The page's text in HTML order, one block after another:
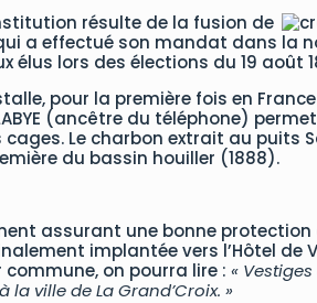
résulte de la fusion de
a effectué son mandat dans la
élus lors des élections du 19 août
pour la première fois en
(ancêtre du téléphone)
Le charbon extrait au puits
du bassin houiller (1888).
assurant une bonne protection
implantée vers l’Hôtel de
on pourra lire : « Vestiges
ville de La Grand’Croix. »